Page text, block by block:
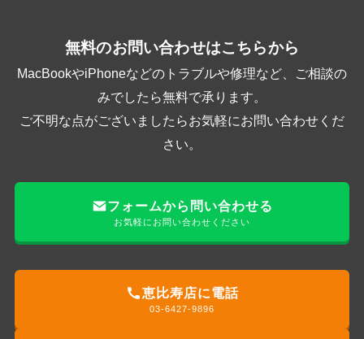
無料のお問い合わせはこちらから
MacBookやiPhoneなどのトラブルや修理など、ご相談の
みでしたら無料で承ります。
ご不明な点がございましたらお気軽にお問い合わせくだ
さい。
フォームから問い合わせる
お気軽にお問い合わせください
恵比寿店に電話
03-6427-9896